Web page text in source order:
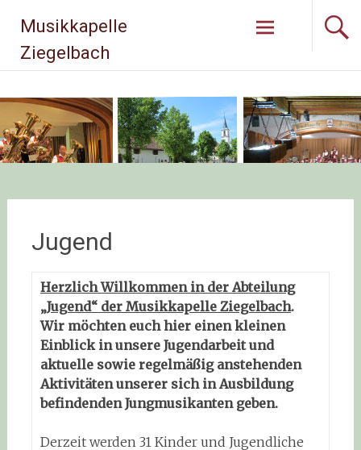
Musikkapelle
Ziegelbach
Jugend
Herzlich Willkommen in der Abteilung
„Jugend“ der Musikkapelle Ziegelbach.
Wir möchten euch hier einen kleinen
Einblick in unsere Jugendarbeit und
aktuelle sowie regelmäßig anstehenden
Aktivitäten unserer sich in Ausbildung
befindenden Jungmusikanten geben.
Derzeit werden 31 Kinder und Jugendliche